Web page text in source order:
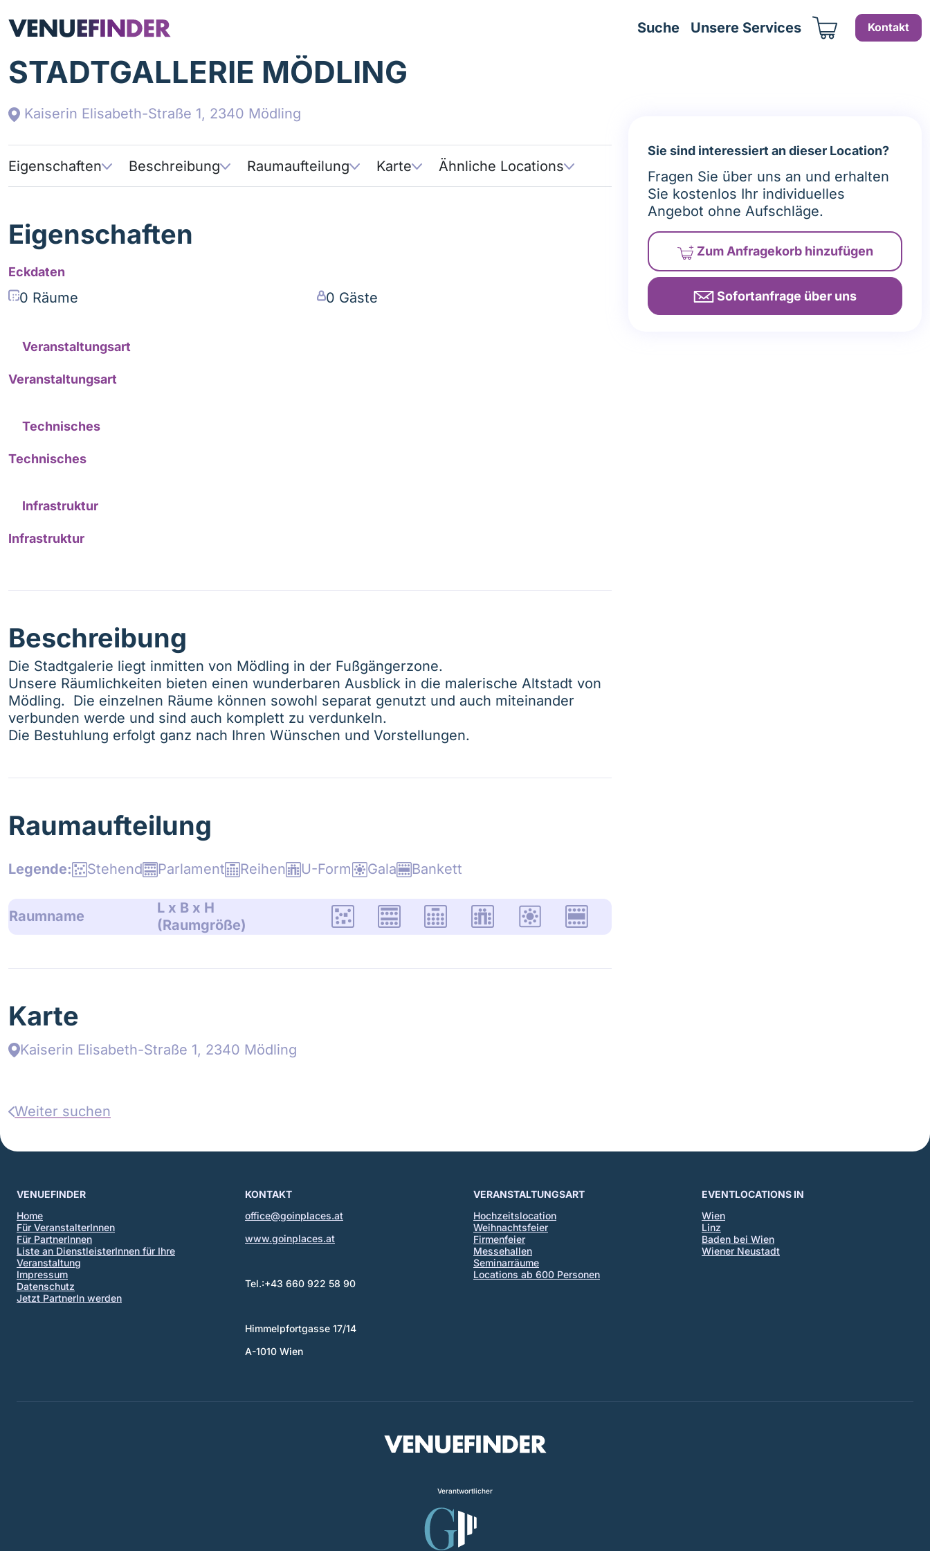
Zum Inhalt der Seite springen
Suche Unsere Services Kontakt
STADTGALLERIE MÖDLING
Kaiserin Elisabeth-Straße 1, 2340 Mödling
Eigenschaften Beschreibung Raumaufteilung Karte Ähnliche Locations
Eigenschaften
Eckdaten
0 Räume 0 Gäste
Veranstaltungsart
Veranstaltungsart
Technisches
Technisches
Infrastruktur
Infrastruktur
Beschreibung
Die Stadtgalerie liegt inmitten von Mödling in der Fußgängerzone.
Unsere Räumlichkeiten bieten einen wunderbaren Ausblick in die malerische Altstadt von
Mödling. Die einzelnen Räume können sowohl separat genutzt und auch miteinander
verbunden werde und sind auch komplett zu verdunkeln.
Die Bestuhlung erfolgt ganz nach Ihren Wünschen und Vorstellungen.
Raumaufteilung
Stehend Parlament Reihen U-Form Gala Bankett
Raumname
L x B x H
(Raumgröße)
Karte
Kaiserin Elisabeth-Straße 1, 2340 Mödling
Sie sind interessiert an dieser Location?
Fragen Sie über uns an und erhalten
Sie kostenlos Ihr individuelles
Angebot ohne Aufschläge.
Zum Anfragekorbhinzufügen
Sofortanfrage über uns
Weiter suchen
VENUEFINDER
Home
Für VeranstalterInnen
Für PartnerInnen
Liste an DienstleisterInnen für Ihre
Veranstaltung
Impressum
Datenschutz
Jetzt PartnerIn werden
KONTAKT
office@goinplaces.at
www.goinplaces.at
Tel.:+43 660 922 58 90
Himmelpfortgasse 17/14
A-1010 Wien
VERANSTALTUNGSART
Hochzeitslocation
Weihnachtsfeier
Firmenfeier
Messehallen
Seminarräume
Locations ab 600 Personen
EVENTLOCATIONS IN
Wien
Linz
Baden bei Wien
Wiener Neustadt
Verantwortlicher